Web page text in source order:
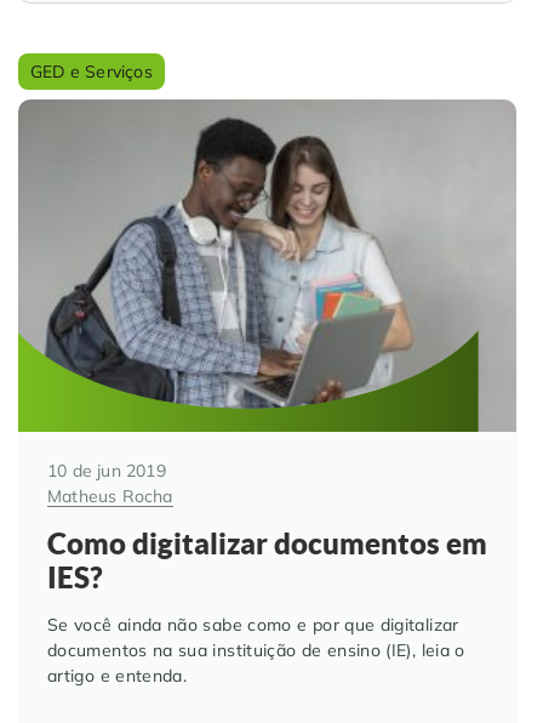
GED e Serviços
10 de jun 2019
Matheus Rocha
Como digitalizar documentos em
IES?
Se você ainda não sabe como e por que digitalizar
documentos na sua instituição de ensino (IE), leia o
artigo e entenda.